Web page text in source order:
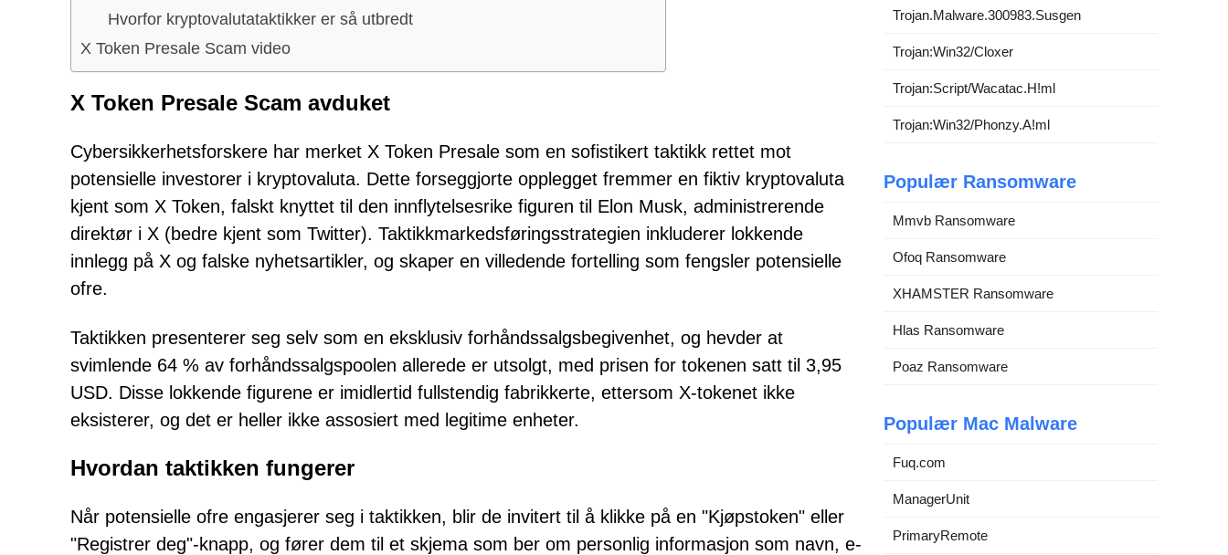
Hvorfor kryptovalutataktikker er så utbredt
X Token Presale Scam video
X Token Presale Scam avduket
Cybersikkerhetsforskere har merket X Token Presale som en sofistikert taktikk rettet mot
potensielle investorer i kryptovaluta. Dette forseggjorte opplegget fremmer en fiktiv kryptovaluta
kjent som X Token, falskt knyttet til den innflytelsesrike figuren til Elon Musk, administrerende
direktør i X (bedre kjent som Twitter). Taktikkmarkedsføringsstrategien inkluderer lokkende
innlegg på X og falske nyhetsartikler, og skaper en villedende fortelling som fengsler potensielle
ofre.
Taktikken presenterer seg selv som en eksklusiv forhåndssalgsbegivenhet, og hevder at
svimlende 64 % av forhåndssalgspoolen allerede er utsolgt, med prisen for tokenen satt til 3,95
USD. Disse lokkende figurene er imidlertid fullstendig fabrikkerte, ettersom X-tokenet ikke
eksisterer, og det er heller ikke assosiert med legitime enheter.
Hvordan taktikken fungerer
Når potensielle ofre engasjerer seg i taktikken, blir de invitert til å klikke på en "Kjøpstoken" eller
"Registrer deg"-knapp, og fører dem til et skjema som ber om personlig informasjon som navn, e-
Trojan.Malware.300983.Susgen
Trojan:Win32/Cloxer
Trojan:Script/Wacatac.H!ml
Trojan:Win32/Phonzy.A!ml
Populær Ransomware
Mmvb Ransomware
Ofoq Ransomware
XHAMSTER Ransomware
Hlas Ransomware
Poaz Ransomware
Populær Mac Malware
Fuq.com
ManagerUnit
PrimaryRemote